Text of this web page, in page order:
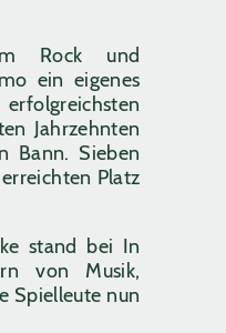
Rock und
ein eigenes
Jahrzehnten
Bann. Sieben
Platz
stand bei In
von Musik,
Spielleute nun